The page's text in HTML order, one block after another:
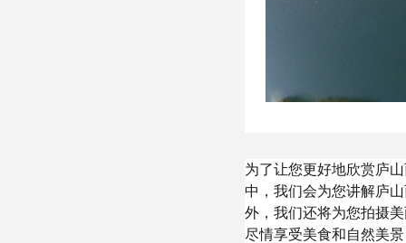
为了让您更好地欣赏庐
中，我们会为您讲解庐
外，我们还将为您拍摄
尽情享受美食和自然美